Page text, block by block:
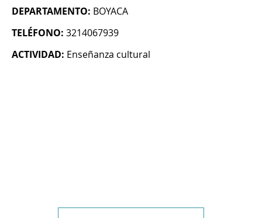
DEPARTAMENTO: BOYACA
TELÉFONO: 3214067939
ACTIVIDAD: Enseñanza cultural